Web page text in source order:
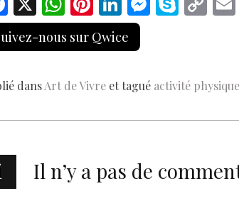
ac
e
b
o
o
h
at
A
p
nt
er
t
n
k
dI
n
g
er
p
e Li
n
nous sur Qwice
dansArt de Vivre et tagué activité physique
Il n’y a pas de